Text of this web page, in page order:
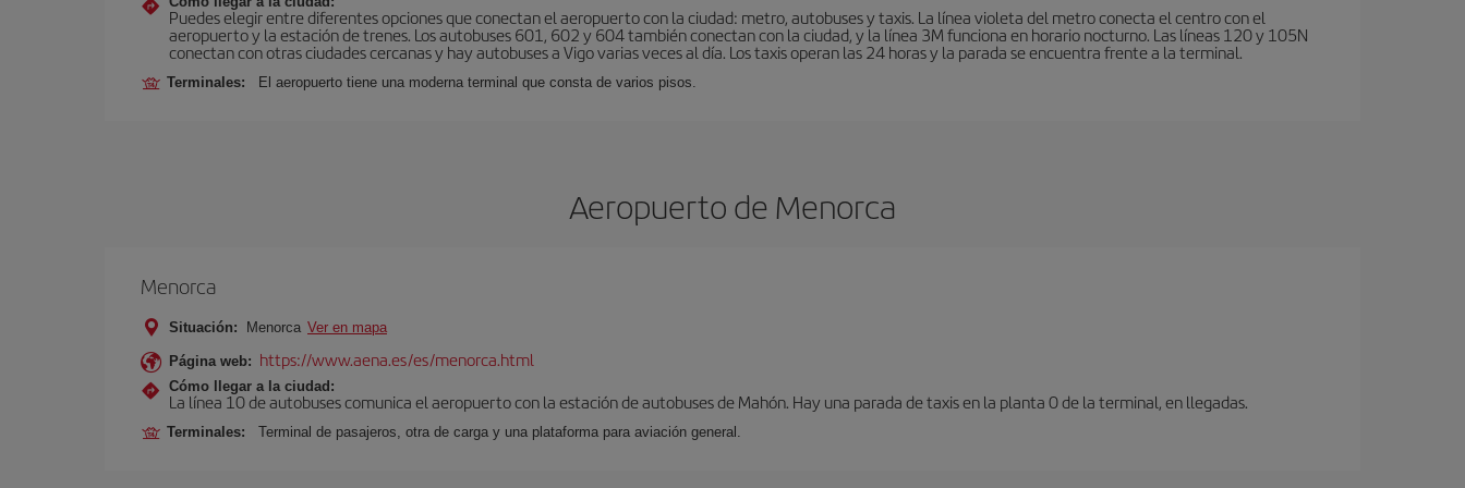
Puedes elegir entre diferentes opciones que conectan el aeropuerto con la ciudad: metro, autobuses y taxis. La línea violeta del metro conecta el centro con el
aeropuerto y la estación de trenes. Los autobuses 601, 602 y 604 también conectan con la ciudad, y la línea 3M funciona en horario nocturno. Las líneas 120 y 105N
conectan con otras ciudades cercanas y hay autobuses a Vigo varias veces al día. Los taxis operan las 24 horas y la parada se encuentra frente a la terminal.
Terminales: El aeropuerto tiene una moderna terminal que consta de varios pisos.
Aeropuerto de Menorca
Menorca
Situación: Menorca Ver en mapa
Página web: https://www.aena.es/es/menorca.html
Cómo llegar a la ciudad:
La línea 10 de autobuses comunica el aeropuerto con la estación de autobuses de Mahón. Hay una parada de taxis en la planta 0 de la terminal, en llegadas.
Terminales: Terminal de pasajeros, otra de carga y una plataforma para aviación general.